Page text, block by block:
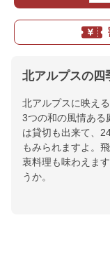
北アルプスの四
北アルプスに映え
3つの和の風情ある
は貸切も出来て、
もみられますよ。
衷料理も味わえます
うか。